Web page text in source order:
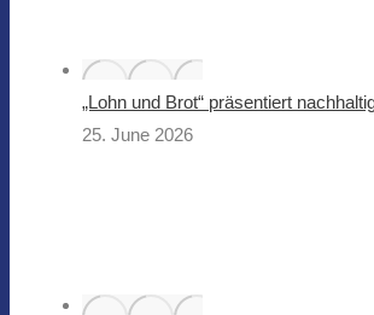
„Lohn und Brot“ präsentiert
25. June 2026